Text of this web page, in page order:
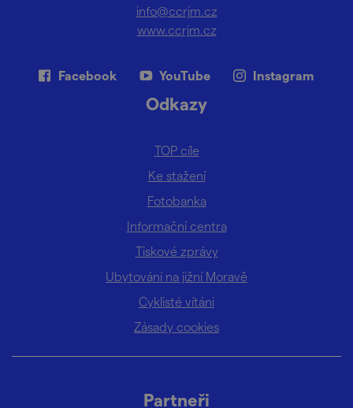
info@ccrjm.cz
www.ccrjm.cz
Facebook YouTube Instagram
Odkazy
TOP cíle
Ke stažení
Fotobanka
Informační centra
Tiskové zprávy
Ubytování na jižní Moravě
Cyklisté vítáni
Zásady cookies
Partneři